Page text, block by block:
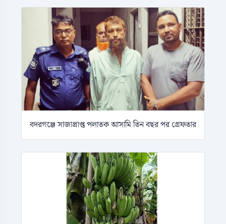
বদরগঞ্জে সাজাপ্রাপ্ত পলাতক আসামি তিন বছর পর গ্রেফতার